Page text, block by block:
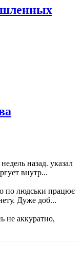
назад. указал
внутр...
по людськи працює
Дуже доб...
не аккуратно,